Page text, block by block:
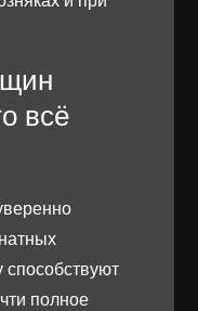
всё
полное